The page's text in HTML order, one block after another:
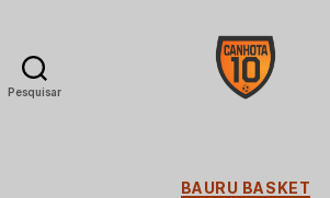
Pesquisar
Categorias
BAURU BASKET